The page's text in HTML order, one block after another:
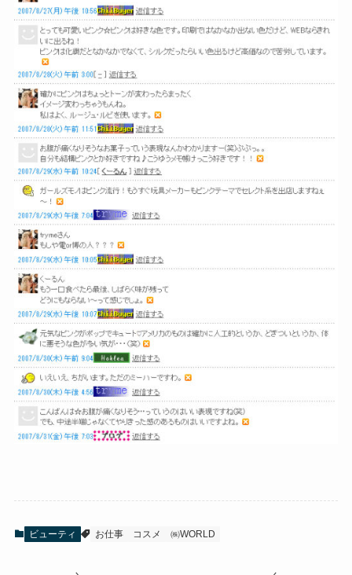
ビューティ お仕事 コスメ ㈱WORLD